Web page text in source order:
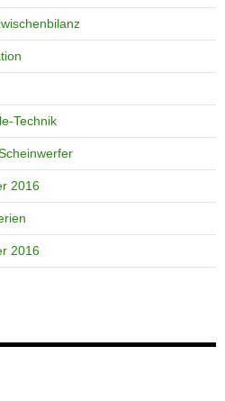
Technik
2016
2016